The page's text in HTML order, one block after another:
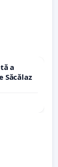
a
Săcălaz